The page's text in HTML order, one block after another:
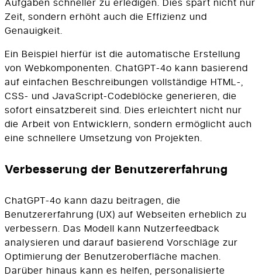
Aufgaben schneller zu erledigen. Dies spart nicht nur
Zeit, sondern erhöht auch die Effizienz und
Genauigkeit.
Ein Beispiel hierfür ist die automatische Erstellung
von Webkomponenten. ChatGPT-4o kann basierend
auf einfachen Beschreibungen vollständige HTML-,
CSS- und JavaScript-Codeblöcke generieren, die
sofort einsatzbereit sind. Dies erleichtert nicht nur
die Arbeit von Entwicklern, sondern ermöglicht auch
eine schnellere Umsetzung von Projekten.
Verbesserung der Benutzererfahrung
ChatGPT-4o kann dazu beitragen, die
Benutzererfahrung (UX) auf Webseiten erheblich zu
verbessern. Das Modell kann Nutzerfeedback
analysieren und darauf basierend Vorschläge zur
Optimierung der Benutzeroberfläche machen.
Darüber hinaus kann es helfen, personalisierte